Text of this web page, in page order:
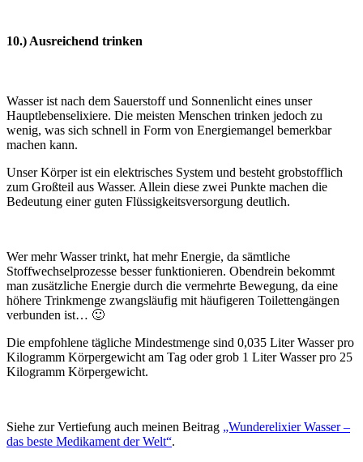
10.) Ausreichend trinken
Wasser ist nach dem Sauerstoff und Sonnenlicht eines unser
Hauptlebenselixiere. Die meisten Menschen trinken jedoch zu
wenig, was sich schnell in Form von Energiemangel bemerkbar
machen kann.
Unser Körper ist ein elektrisches System und besteht grobstofflich
zum Großteil aus Wasser. Allein diese zwei Punkte machen die
Bedeutung einer guten Flüssigkeitsversorgung deutlich.
Wer mehr Wasser trinkt, hat mehr Energie, da sämtliche
Stoffwechselprozesse besser funktionieren. Obendrein bekommt
man zusätzliche Energie durch die vermehrte Bewegung, da eine
höhere Trinkmenge zwangsläufig mit häufigeren Toilettengängen
verbunden ist… 🙂
Die empfohlene tägliche Mindestmenge sind 0,035 Liter Wasser pro
Kilogramm Körpergewicht am Tag oder grob 1 Liter Wasser pro 25
Kilogramm Körpergewicht.
Siehe zur Vertiefung auch meinen Beitrag „Wunderelixier Wasser –
das beste Medikament der Welt“.